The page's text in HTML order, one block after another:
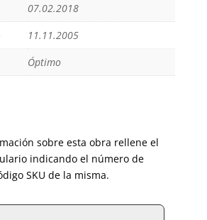
07.02.2018
11.11.2005
Óptimo
sobre esta obra rellene el
indicando el número de
SKU de la misma.